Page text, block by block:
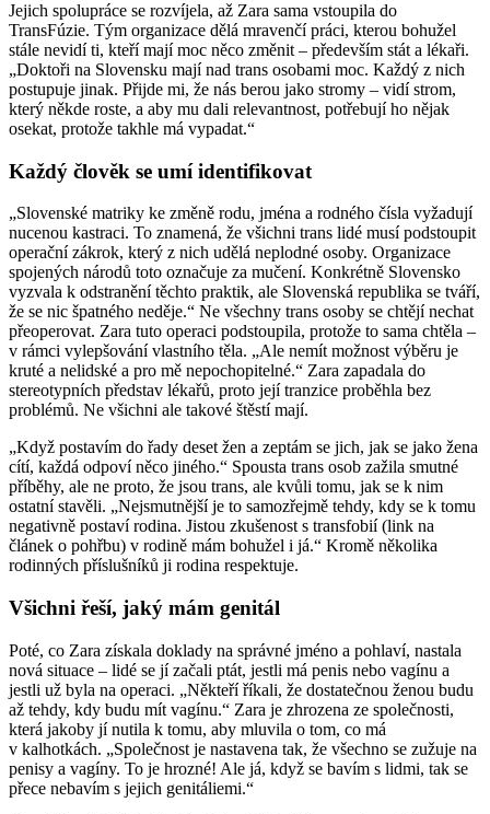
Jejich spolupráce se rozvíjela, až Zara sama vstoupila do
TransFúzie. Tým organizace dělá mravenčí práci, kterou bohužel
stále nevidí ti, kteří mají moc něco změnit – především stát a lékaři.
„Doktoři na Slovensku mají nad trans osobami moc. Každý z nich
postupuje jinak. Přijde mi, že nás berou jako stromy – vidí strom,
který někde roste, a aby mu dali relevantnost, potřebují ho nějak
osekat, protože takhle má vypadat.“
Každý člověk se umí identifikovat
„Slovenské matriky ke změně rodu, jména a rodného čísla vyžadují
nucenou kastraci. To znamená, že všichni trans lidé musí podstoupit
operační zákrok, který z nich udělá neplodné osoby. Organizace
spojených národů toto označuje za mučení. Konkrétně Slovensko
vyzvala k odstranění těchto praktik, ale Slovenská republika se tváří,
že se nic špatného neděje.“ Ne všechny trans osoby se chtějí nechat
přeoperovat. Zara tuto operaci podstoupila, protože to sama chtěla –
v rámci vylepšování vlastního těla. „Ale nemít možnost výběru je
kruté a nelidské a pro mě nepochopitelné.“ Zara zapadala do
stereotypních představ lékařů, proto její tranzice proběhla bez
problémů. Ne všichni ale takové štěstí mají.
„Když postavím do řady deset žen a zeptám se jich, jak se jako žena
cítí, každá odpoví něco jiného.“ Spousta trans osob zažila smutné
příběhy, ale ne proto, že jsou trans, ale kvůli tomu, jak se k nim
ostatní stavěli. „Nejsmutnější je to samozřejmě tehdy, kdy se k tomu
negativně postaví rodina. Jistou zkušenost s transfobií (link na
článek o pohřbu) v rodině mám bohužel i já.“ Kromě několika
rodinných příslušníků ji rodina respektuje.
Všichni řeší, jaký mám genitál
Poté, co Zara získala doklady na správné jméno a pohlaví, nastala
nová situace – lidé se jí začali ptát, jestli má penis nebo vagínu a
jestli už byla na operaci. „Někteří říkali, že dostatečnou ženou budu
až tehdy, kdy budu mít vagínu.“ Zara je zhrozena ze společnosti,
která jakoby jí nutila k tomu, aby mluvila o tom, co má
v kalhotkách. „Společnost je nastavena tak, že všechno se zužuje na
penisy a vagíny. To je hrozné! Ale já, když se bavím s lidmi, tak se
přece nebavím s jejich genitáliemi.“